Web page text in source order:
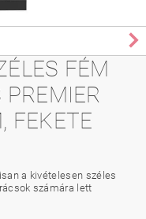
FÉM
FEKETE
a kivételesen széles
számára lett